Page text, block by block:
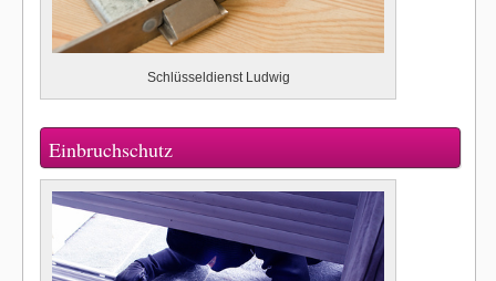
Schlüsseldienst Ludwig
Einbruchschutz